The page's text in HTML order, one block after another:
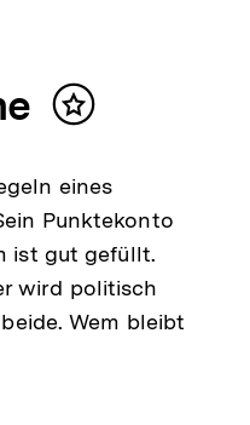
Inhalt
eines
Punktekonto
ist gut gefüllt.
wird politisch
Wem bleibt